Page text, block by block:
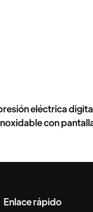
eléctrica
con
Enlace rápido